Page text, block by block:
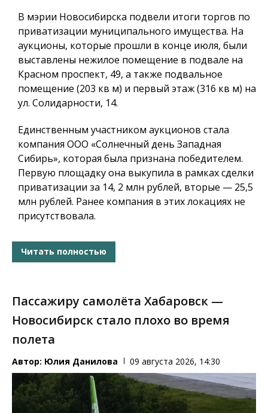
В мэрии Новосибирска подвели итоги торгов по
приватизации муниципального имущества. На
аукционы, которые прошли в конце июля, были
выставлены нежилое помещение в подвале на
Красном проспект, 49, а также подвальное
помещение (203 кв м) и первый этаж (316 кв м) на
ул. Солидарности, 14.
Единственным участником аукционов стала
компания ООО «Солнечный день Западная
Сибирь», которая была признана победителем.
Первую площадку она выкупила в рамках сделки
приватизации за 14, 2 млн рублей, вторые — 25,5
млн рублей. Ранее компания в этих локациях не
присутствовала.
Читать полностью
Пассажиру самолёта Хабаровск —
Новосибирск стало плохо во время
полета
Автор: Юлия Данилова 09 августа 2026, 14:30